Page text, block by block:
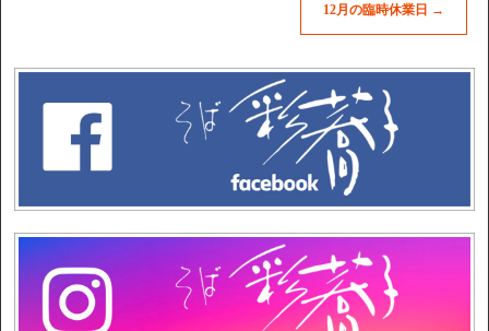
12月の臨時休業日 →